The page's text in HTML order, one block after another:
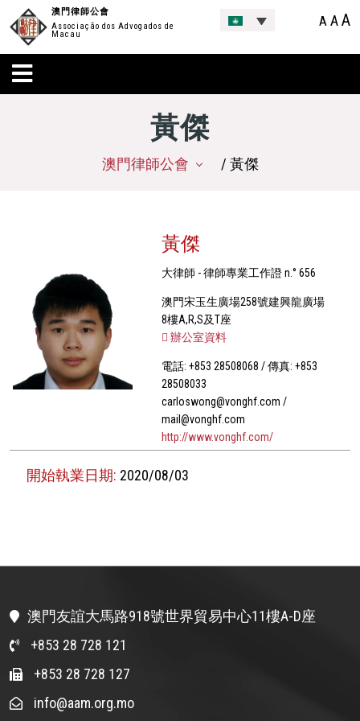
澳門律師公會
Associação dos Advogados de
Macau
A AA
黃傑
澳門律師公會 / 黃傑
黃傑
大律師 - 律師專業工作證 n.° 656
澳門宋玉生廣場258號建興龍廣場
8樓A,R,S及T座
辦公室資料
電話: +853 28508068 / 傳真: +853
28508033
carloswong@vonghf.com /
mail@vonghf.com
http://www.vonghf.com/
開始執業日期: 2020/08/03
澳門友誼大馬路918號世界貿易中心11樓A-D座
+853 28 728 121
+853 28 728 127
info@aam.org.mo